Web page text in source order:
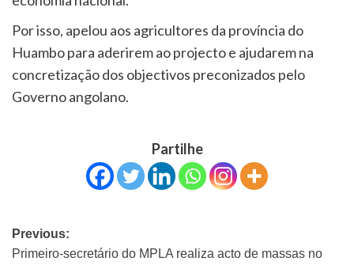
Por isso, apelou aos agricultores da província do
Huambo para aderirem ao projecto e ajudarem na
concretização dos objectivos preconizados pelo
Governo angolano.
Partilhe
Previous:
Primeiro-secretário do MPLA realiza acto de massas no